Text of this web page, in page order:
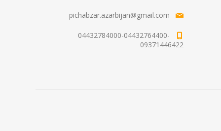
pichabzar.azarbijan@gmail.com
04432784000-04432764400-
09371446422